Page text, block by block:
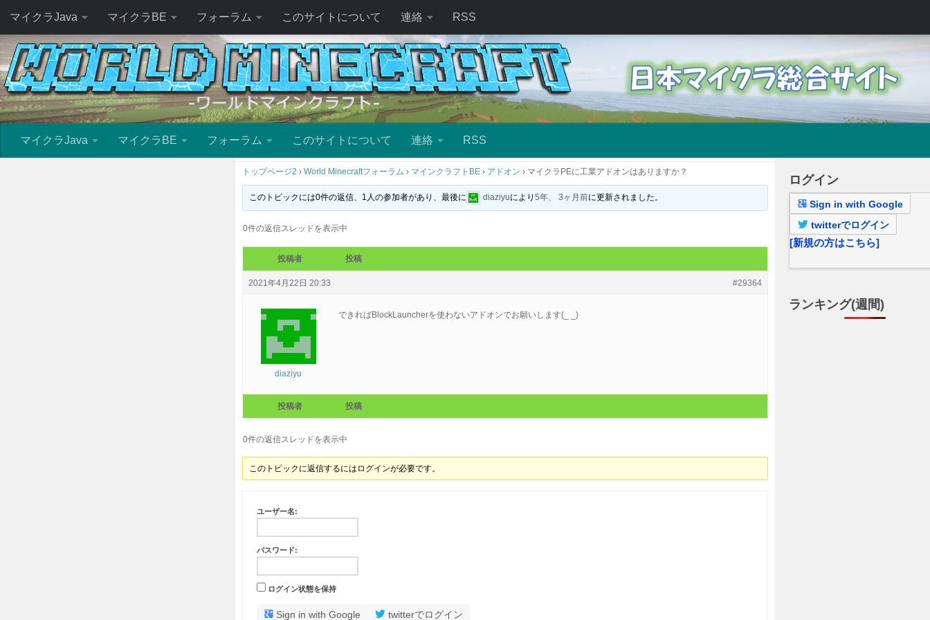
マイクラJava マイクラBE フォーラム このサイトについて 連絡 RSS
マイクラJava マイクラBE フォーラム このサイトについて 連絡 RSS
トップページ2 › World Minecraftフォーラム › マインクラフトBE › アドオン › マイクラPEに工業アドオンはありますか？
このトピックには0件の返信、1人の参加者があり、最後に diaziyuにより5年、 3ヶ月前に更新されました。
0件の返信スレッドを表示中
投稿者 投稿
2021年4月22日 20:33 #29364
diaziyu
できればBlockLauncherを使わないアドオンでお願いします(_ _)
投稿者 投稿
0件の返信スレッドを表示中
このトピックに返信するにはログインが必要です。
ユーザー名:
パスワード:
ログイン状態を保持
Sign in with Google twitterでログイン
ログイン
Sign in with Google
twitterでログイン
[新規の方はこちら]
ランキング(週間)